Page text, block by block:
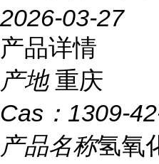
2026-03-27
产品详情
产地 重庆
Cas： 1309-
产品名称氢氧